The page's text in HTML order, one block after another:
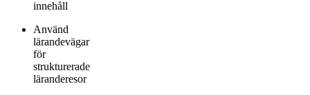
innehåll
Använd
lärandevägar
för
strukturerade
läranderesor